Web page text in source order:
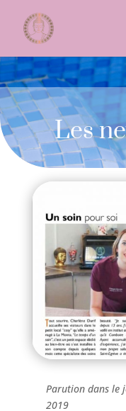
Les
Parution dans le
2019